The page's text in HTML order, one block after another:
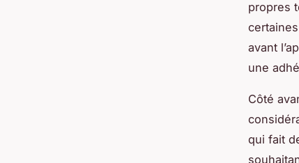
propres
avant
une
Côté
qui fait